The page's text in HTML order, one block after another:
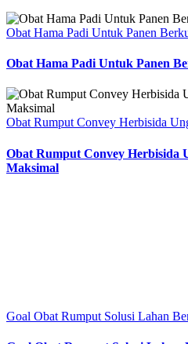
Obat Hama Padi Untuk Panen
Obat Hama Padi Untuk Panen
Obat Rumput Convey Herbisida
Obat Rumput Convey Herbisida
Maksimal
Goal Obat Rumput Solusi Lahan